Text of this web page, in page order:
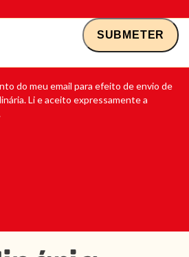
do meu email para efeito de envio de
Li e aceito expressamente a